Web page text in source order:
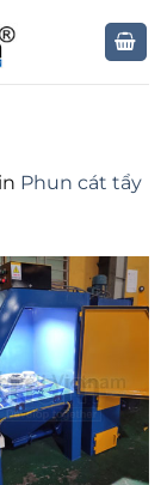
in Phun cát tẩy